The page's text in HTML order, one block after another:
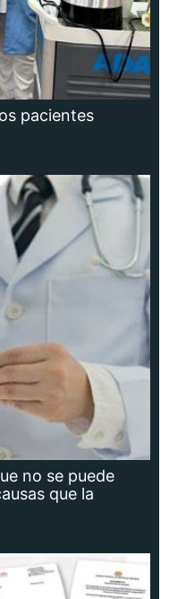
pacientes
no se puede
que la